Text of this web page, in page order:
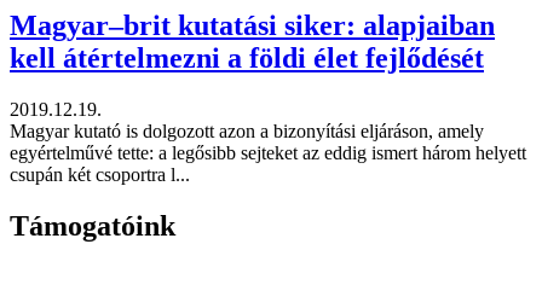
Magyar–brit kutatási siker: alapjaiban
kell átértelmezni a földi élet fejlődését
2019.12.19.
Magyar kutató is dolgozott azon a bizonyítási eljáráson, amely
egyértelművé tette: a legősibb sejteket az eddig ismert három helyett
csupán két csoportra l...
Támogatóink